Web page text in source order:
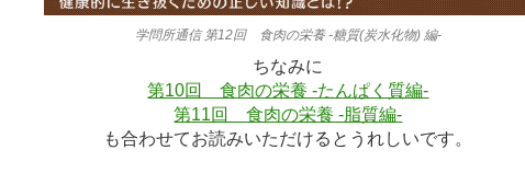
学問所通信 第12回 食肉の栄養 -糖質(炭水化物) 編-
ちなみに
第10回 食肉の栄養 -たんぱく質編-
第11回 食肉の栄養 -脂質編-
も合わせてお読みいただけるとうれしいです。